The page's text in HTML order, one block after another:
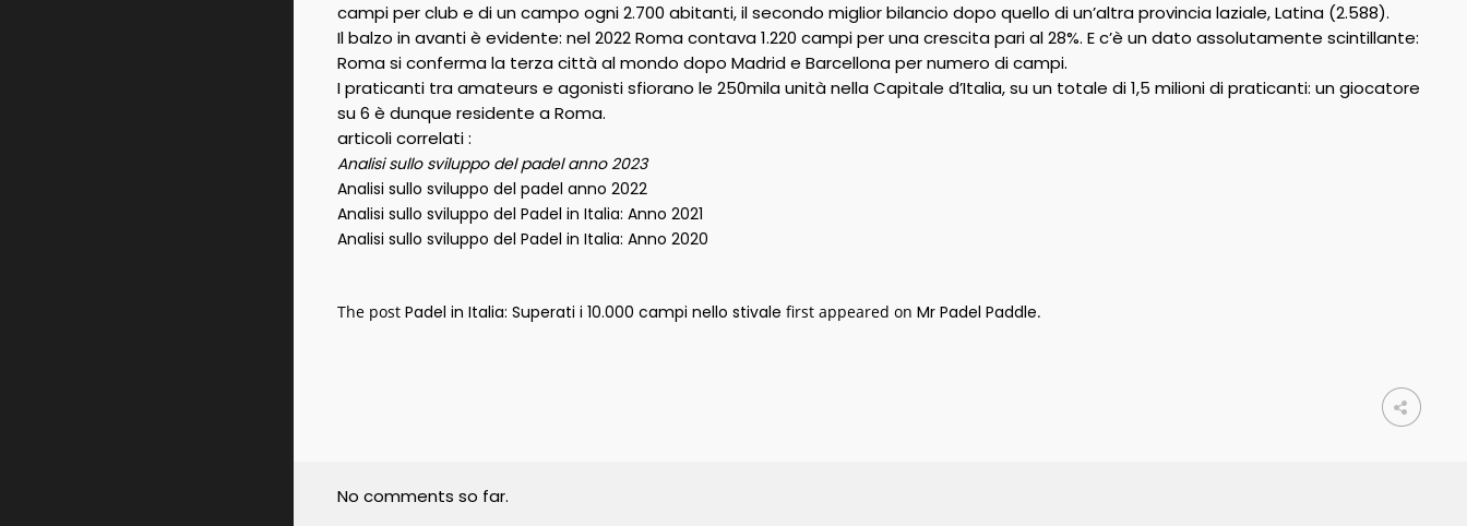
campi per club e di un campo ogni 2.700 abitanti, il secondo miglior bilancio dopo quello di un’altra provincia laziale, Latina (2.588).
Il balzo in avanti è evidente: nel 2022 Roma contava 1.220 campi per una crescita pari al 28%. E c’è un dato assolutamente scintillante:
Roma si conferma la terza città al mondo dopo Madrid e Barcellona per numero di campi.
I praticanti tra amateurs e agonisti sfiorano le 250mila unità nella Capitale d’Italia, su un totale di 1,5 milioni di praticanti: un giocatore
su 6 è dunque residente a Roma.
articoli correlati :
Analisi sullo sviluppo del padel anno 2023
Analisi sullo sviluppo del padel anno 2022
Analisi sullo sviluppo del Padel in Italia: Anno 2021
Analisi sullo sviluppo del Padel in Italia: Anno 2020
The post Padel in Italia: Superati i 10.000 campi nello stivale first appeared on Mr Padel Paddle.
No comments so far.